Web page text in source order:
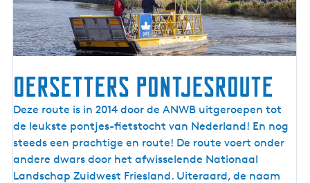
I
J
s
s
m
e
k
Oersetters pontjesroute
O
e
r
s
e
Deze route is in 2014 door de ANWB uitgeroepen tot
de leukste pontjes-fietstocht van Nederland! En nog
steeds een prachtige en route! De route voert onder
andere dwars door het afwisselende Nationaal
Landschap Zuidwest Friesland. Uiteraard, de naam